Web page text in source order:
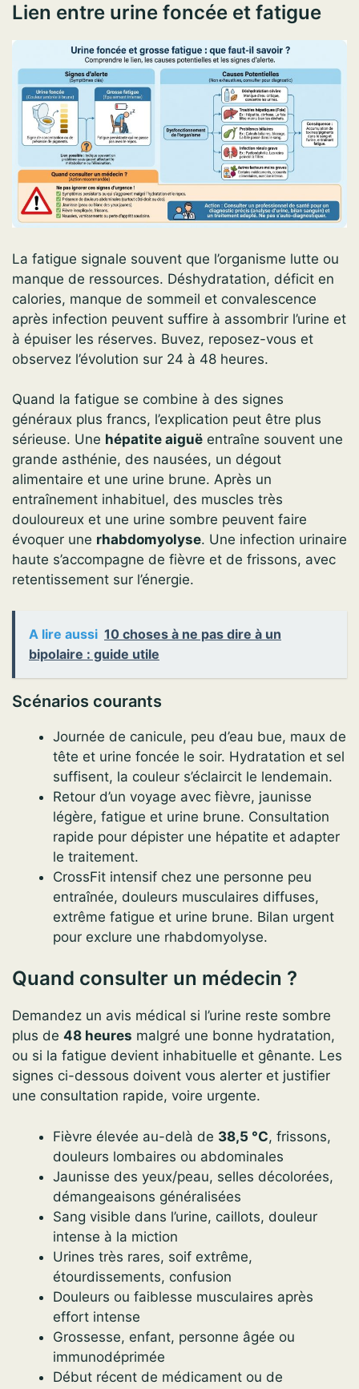
Lien entre urine foncée et fatigue
La fatigue signale souvent que l’organisme lutte ou
manque de ressources. Déshydratation, déficit en
calories, manque de sommeil et convalescence
après infection peuvent suffire à assombrir l’urine et
à épuiser les réserves. Buvez, reposez-vous et
observez l’évolution sur 24 à 48 heures.
Quand la fatigue se combine à des signes
généraux plus francs, l’explication peut être plus
sérieuse. Une hépatite aiguë entraîne souvent une
grande asthénie, des nausées, un dégout
alimentaire et une urine brune. Après un
entraînement inhabituel, des muscles très
douloureux et une urine sombre peuvent faire
évoquer une rhabdomyolyse. Une infection urinaire
haute s’accompagne de fièvre et de frissons, avec
retentissement sur l’énergie.
A lire aussi 10 choses à ne pas dire à un
bipolaire : guide utile
Scénarios courants
Journée de canicule, peu d’eau bue, maux de
tête et urine foncée le soir. Hydratation et sel
suffisent, la couleur s’éclaircit le lendemain.
Retour d’un voyage avec fièvre, jaunisse
légère, fatigue et urine brune. Consultation
rapide pour dépister une hépatite et adapter
le traitement.
CrossFit intensif chez une personne peu
entraînée, douleurs musculaires diffuses,
extrême fatigue et urine brune. Bilan urgent
pour exclure une rhabdomyolyse.
Quand consulter un médecin ?
Demandez un avis médical si l’urine reste sombre
plus de 48 heures malgré une bonne hydratation,
ou si la fatigue devient inhabituelle et gênante. Les
signes ci-dessous doivent vous alerter et justifier
une consultation rapide, voire urgente.
Fièvre élevée au-delà de 38,5 °C, frissons,
douleurs lombaires ou abdominales
Jaunisse des yeux/peau, selles décolorées,
démangeaisons généralisées
Sang visible dans l’urine, caillots, douleur
intense à la miction
Urines très rares, soif extrême,
étourdissements, confusion
Douleurs ou faiblesse musculaires après
effort intense
Grossesse, enfant, personne âgée ou
immunodéprimée
Début récent de médicament ou de